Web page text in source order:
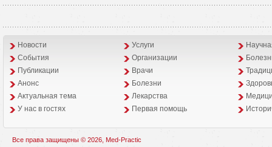
Новости Услуги
События
Организации
Публикации
Врачи
Анонс
Болезни
Aктуальная тема
Лекарства
У нас в гостях
Первая помощь
Все права защищены © 2026, Med-Practic